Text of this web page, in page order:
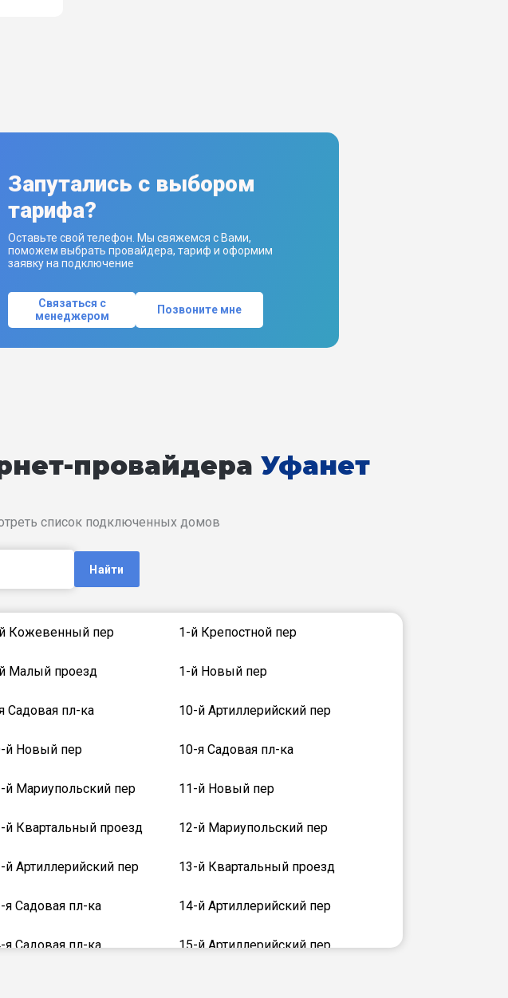
Запутались с выбором
тарифа?
Оставьте свой телефон. Мы свяжемся с Вами,
поможем выбрать провайдера, тариф и оформим
заявку на подключение
Связаться с
менеджером
Позвоните мне
провайдера Уфанет
список подключенных домов
Найти
Кожевенный пер 1-й Крепостной пер
Малый проезд 1-й Новый пер
Садовая пл-ка 10-й Артиллерийский пер
й Новый пер 10-я Садовая пл-ка
й Мариупольский пер 11-й Новый пер
й Квартальный проезд 12-й Мариупольский пер
й Артиллерийский пер 13-й Квартальный проезд
я Садовая пл-ка 14-й Артиллерийский пер
я Садовая пл-ка 15-й Артиллерийский пер